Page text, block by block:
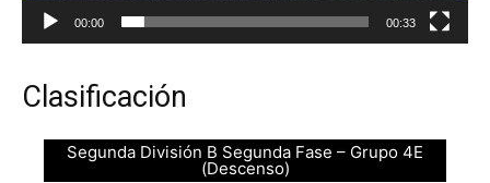
r
00:00 00:33
Clasificación
Segunda División B Segunda Fase – Grupo 4E
(Descenso)